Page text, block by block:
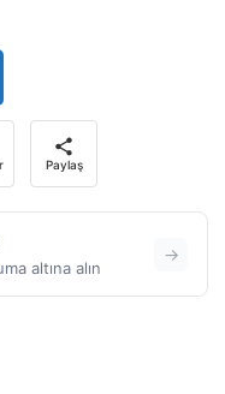
Paylaş
altına alın
→